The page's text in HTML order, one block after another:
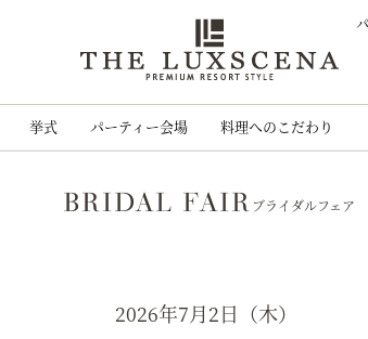
挙式 パーティー会場 料理へのこだわり
BRIDAL FAIR ブライダルフェア
2026年7月2日（木）